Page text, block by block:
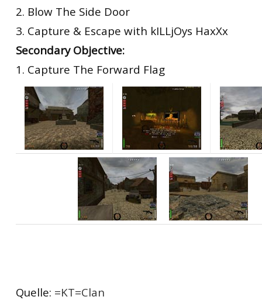
2. Blow The Side Door
3. Capture & Escape with kILLjOys HaxXx
Secondary Objective:
1. Capture The Forward Flag
Quelle: =KT=Clan